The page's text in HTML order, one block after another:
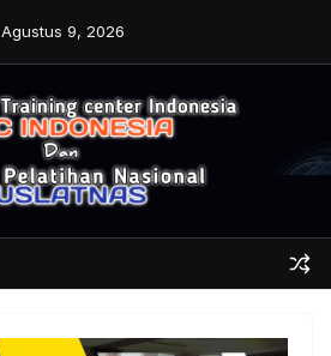
Agustus 9, 2026